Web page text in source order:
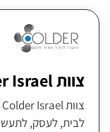
צוות Colder Israel